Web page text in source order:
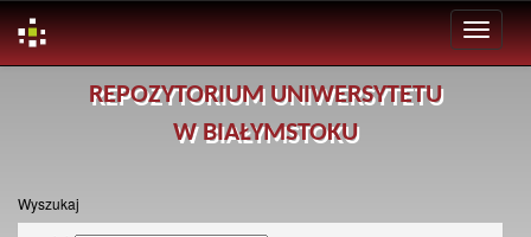
REPOZYTORIUM UNIWERSYTETU
W BIAŁYMSTOKU
Wyszukaj